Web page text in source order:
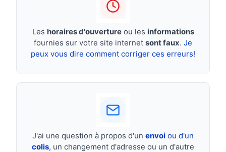
Les horaires d'ouvertureou les informations
fournies sur votre site internet sont faux. Je
peux vous dire comment corriger ces erreurs!
J'ai une question à propos d'un envoi ou d'un
colis, un changement d'adresse ou un d'autre